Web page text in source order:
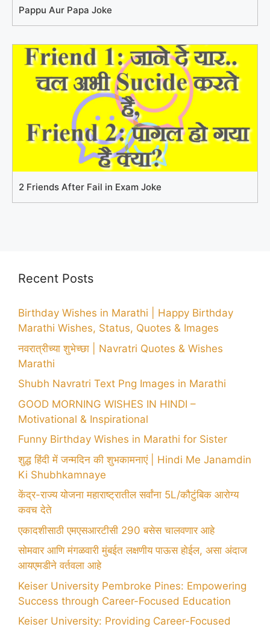
Pappu Aur Papa Joke
2 Friends After Fail in Exam Joke
Recent Posts
Birthday Wishes in Marathi | Happy Birthday
Marathi Wishes, Status, Quotes & Images
नवरात्रीच्या शुभेच्छा | Navratri Quotes & Wishes
Marathi
Shubh Navratri Text Png Images in Marathi
GOOD MORNING WISHES IN HINDI –
Motivational & Inspirational
Funny Birthday Wishes in Marathi for Sister
शुद्ध हिंदी में जन्मदिन की शुभकामनाएं | Hindi Me Janamdin
Ki Shubhkamnaye
केंद्र-राज्य योजना महाराष्ट्रातील सर्वांना 5L/कौटुंबिक आरोग्य
कवच देते
एकादशीसाठी एमएसआरटीसी 290 बसेस चालवणार आहे
सोमवार आणि मंगळवारी मुंबईत लक्षणीय पाऊस होईल, असा अंदाज
आयएमडीने वर्तवला आहे
Keiser University Pembroke Pines: Empowering
Success through Career-Focused Education
Keiser University: Providing Career-Focused